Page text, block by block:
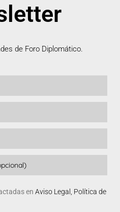
de Foro Diplomático.
en Aviso Legal, Política de